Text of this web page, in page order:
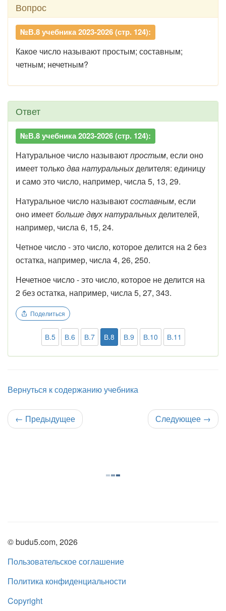
Вопрос
№В.8 учебника 2023-2026 (стр. 124):
Какое число называют простым; составным;
четным; нечетным?
Ответ
№В.8 учебника 2023-2026 (стр. 124):
Натуральное число называютпростым, если оно
имеет толькодва натуральныхделителя: единицу
и само это число, например, числа 5, 13, 29.
Натуральное число называютсоставным, если
оно имеетбольше двух натуральныхделителей,
например, числа 6, 15, 24.
Четное число - это число, которое делится на 2 без
остатка, например, числа 4, 26, 250.
Нечетное число - это число, которое не делится на
2 без остатка, например, числа 5, 27, 343.
Поделиться
В.5 В.6 В.7 В.8 В.9 В.10 В.11
Вернуться к содержанию учебника
← Предыдущее Следующее →
© budu5.com, 2026
Пользовательское соглашение
Политика конфиденциальности
Copyright